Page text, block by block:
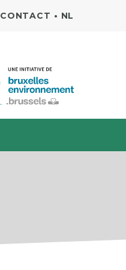
CONTACT • NL